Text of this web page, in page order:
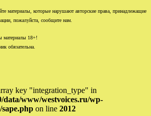
материалы, которые нарушают авторские права, принадлежащие
пожалуйста, сообщите нам.
материалы 18+!
обязательна.
key "integration_type" in
data/www/westvoices.ru/wp-
sape.php on line 2012